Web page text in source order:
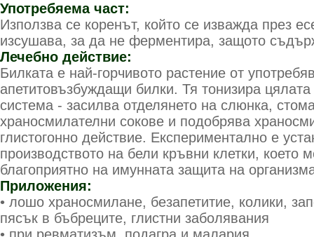
Употребяема част:
Използва се коренът, който се изважда през
изсушава, за да не ферментира, защото
Лечебно действие:
Билката е най-горчивото растение от
апетитовъзбуждащи билки. Тя тонизира
система - засилва отделянето на слюнка,
храносмилателни сокове и подобрява
глистогонно действие. Експериментално е
производството на бели кръвни клетки, което
благоприятно на имунната защита на
Приложения:
• лошо храносмилане, безапетитие, колики,
пясък в бъбреците, глистни заболявания